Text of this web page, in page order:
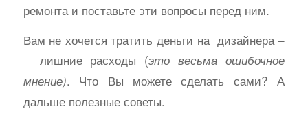
ремонта и поставьте эти вопросы перед ним.
Вам не хочется тратить деньги на дизайнера –
лишние расходы (это весьма ошибочное
мнение). Что Вы можете сделать сами? А
дальше полезные советы.